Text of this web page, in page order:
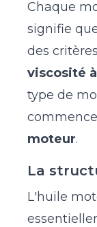
Chaque
signifie
des
viscosité
type de
moteur.
La
L'huile